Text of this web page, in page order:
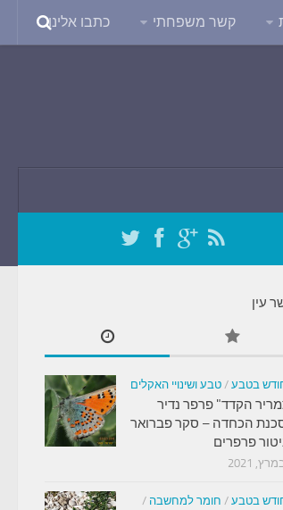
קשר משפחתי כתבו אלינו
עין
בטבע / טבע ושינויי האקלים
הקדד" פרפר נדיר
הכחדה – סקר פברואר
פרפרים
בטבע / חומר למחשבה /